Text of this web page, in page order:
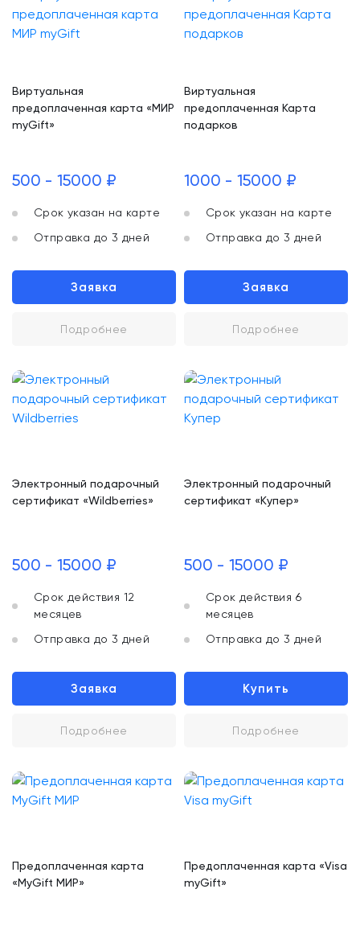
Виртуальная
предоплаченная карта «МИР
myGift»
500 - 15000 ₽
Срок указан на карте
Отправка до 3 дней
Заявка
Подробнее
Виртуальная
предоплаченная Карта
подарков
1000 - 15000 ₽
Срок указан на карте
Отправка до 3 дней
Заявка
Подробнее
Электронный подарочный
сертификат «Wildberries»
500 - 15000 ₽
Срок действия 12
месяцев
Отправка до 3 дней
Заявка
Подробнее
Электронный подарочный
сертификат «Купер»
500 - 15000 ₽
Срок действия 6
месяцев
Отправка до 3 дней
Купить
Подробнее
Предоплаченная карта
«MyGift МИР»
Предоплаченная карта «Visa
myGift»